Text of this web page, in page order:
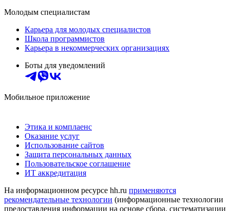
Молодым специалистам
Карьера для молодых специалистов
Школа программистов
Карьера в некоммерческих организациях
Боты для уведомлений
Мобильное приложение
Этика и комплаенс
Оказание услуг
Использование сайтов
Защита персональных данных
Пользовательское соглашение
ИТ аккредитация
На информационном ресурсе hh.ru применяются
рекомендательные технологии (информационные технологии
предоставления информации на основе сбора, систематизации